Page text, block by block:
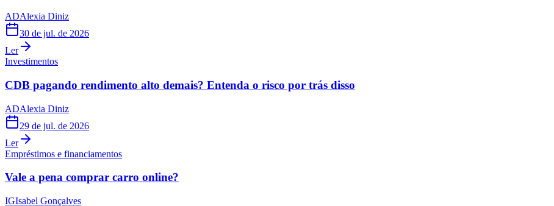
ADAlexia Diniz
30 de jul. de 2026
Ler
Investimentos
CDB pagando rendimento alto demais? Entenda o risco por trás disso
ADAlexia Diniz
29 de jul. de 2026
Ler
Empréstimos e financiamentos
Vale a pena comprar carro online?
IGIsabel Gonçalves